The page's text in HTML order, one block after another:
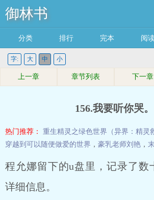
御林书
分类 排行 完本 阅
字: 大 中 小
上一章 章节列表 下一章
156.我要听你哭。
热门推荐： 重生精灵之绿色世界（异界：精灵
穿越到可以随便做爱的世界 ， 豪乳老师刘艳 ，
程允娜留下的u盘里，记录了数
详细信息。